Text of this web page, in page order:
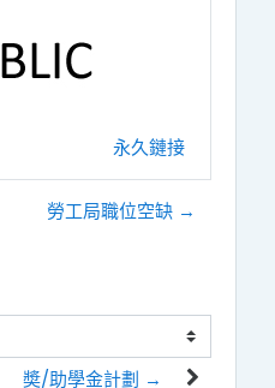
永久鏈接
勞工局職位空缺 →
奬/助學金計劃 →